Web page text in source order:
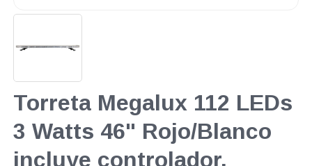
Torreta Megalux 112 LEDs
3 Watts 46" Rojo/Blanco
incluye controlador,